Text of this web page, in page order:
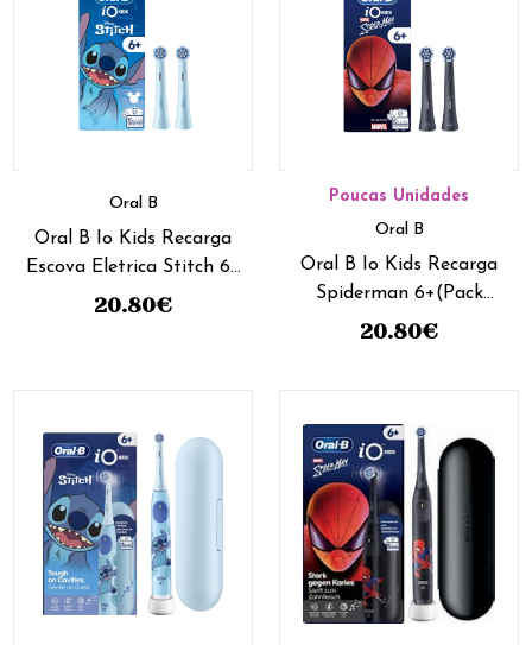
Oral B
Oral B Io Kids Recarga
Escova Eletrica Stitch 6+
(Pack Duplo)
20.80€
Poucas Unidades
Oral B
Oral B Io Kids Recarga
Spiderman 6+(Pack
Duplo)
20.80€